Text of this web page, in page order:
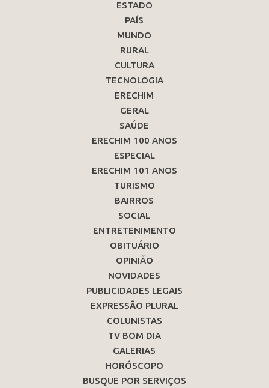
ESTADO
PAÍS
MUNDO
RURAL
CULTURA
TECNOLOGIA
ERECHIM
GERAL
SAÚDE
ERECHIM 100 ANOS
ESPECIAL
ERECHIM 101 ANOS
TURISMO
BAIRROS
SOCIAL
ENTRETENIMENTO
OBITUÁRIO
OPINIÃO
NOVIDADES
PUBLICIDADES LEGAIS
EXPRESSÃO PLURAL
COLUNISTAS
TV BOM DIA
GALERIAS
HORÓSCOPO
BUSQUE POR SERVIÇOS